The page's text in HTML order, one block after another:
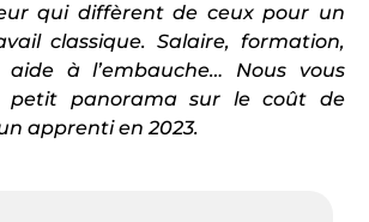
qui diffèrent de ceux pour un
classique. Salaire, formation,
aide à l’embauche… Nous vous
petit panorama sur le coût de
apprenti en 2023.